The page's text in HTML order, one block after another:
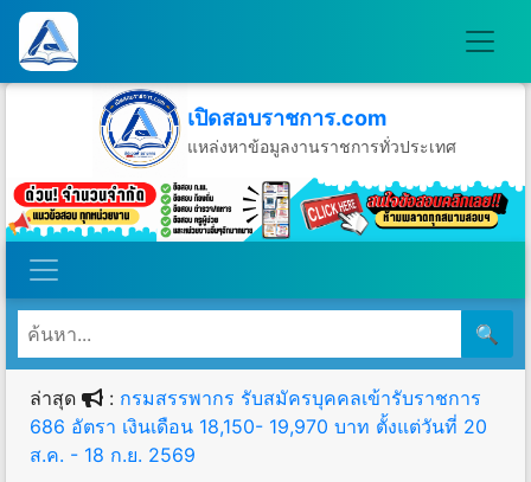
เปิดสอบราชการ.com
แหล่งหาข้อมูลงานราชการทั่วประเทศ
วันอาทิตย์ที่ 9 เดือนสิงหาคม พ.ศ.2569
🔍
ล่าสุด : กรมสรรพากร รับสมัครบุคคลเข้ารับราชการ
686 อัตรา เงินเดือน 18,150- 19,970 บาท ตั้งแต่วันที่ 20
ส.ค. - 18 ก.ย. 2569